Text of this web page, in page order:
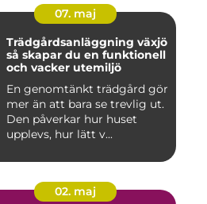
07. maj
Trädgårdsanläggning växjö
så skapar du en funktionell
och vacker utemiljö
En genomtänkt trädgård gör
mer än att bara se trevlig ut.
Den påverkar hur huset
upplevs, hur lätt v...
02. maj